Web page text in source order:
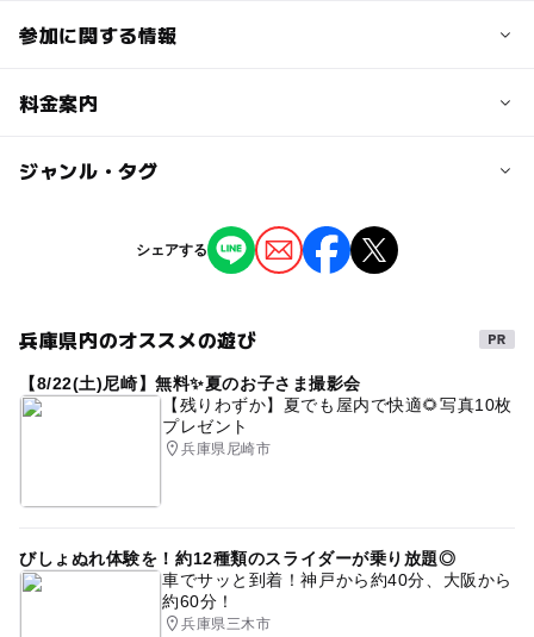
参加に関する情報
定員
定員に達しない場合は追加募集を行います
予約/応募
予約はこちらから
料金案内
子供の料金
ジャンル・タグ
タグ
外遊び 自然と触れ合う のびのびできる
お友達と参加可
シェアする
兵庫県内のオススメの遊び
【8/22(土)尼崎】無料✨夏のお子さま撮影会
【残りわずか】夏でも屋内で快適🌻写真10枚
プレゼント
兵庫県尼崎市
びしょぬれ体験を！約12種類のスライダーが乗り放題◎
車でサッと到着！神戸から約40分、大阪から
約60分！
兵庫県三木市